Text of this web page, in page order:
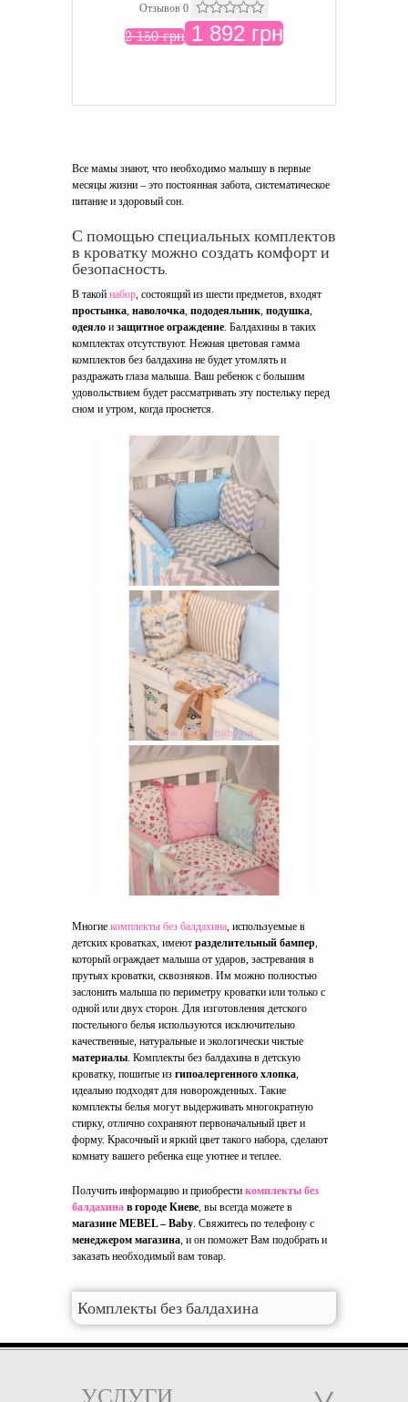
Отзывов 0
2 150 грн 1 892 грн
Все мамы знают, что необходимо малышу в первые
месяцы жизни – это постоянная забота, систематическое
питание и здоровый сон.
С помощью специальных комплектов
в кроватку можно создать комфорт и
безопасность.
В такой набор, состоящий из шести предметов, входят
простынка, наволочка, пододеяльник, подушка,
одеяло и защитное ограждение. Балдахины в таких
комплектах отсутствуют. Нежная цветовая гамма
комплектов без балдахина не будет утомлять и
раздражать глаза малыша. Ваш ребенок с большим
удовольствием будет рассматривать эту постельку перед
сном и утром, когда проснется.
Многие комплекты без балдахина, используемые в
детских кроватках, имеют разделительный бампер,
который ограждает малыша от ударов, застревания в
прутьях кроватки, сквозняков. Им можно полностью
заслонить малыша по периметру кроватки или только с
одной или двух сторон. Для изготовления детского
постельного белья используются исключительно
качественные, натуральные и экологически чистые
материалы. Комплекты без балдахина в детскую
кроватку, пошитые из гипоалергенного хлопка,
идеально подходят для новорожденных. Такие
комплекты белья могут выдерживать многократную
стирку, отлично сохраняют первоначальный цвет и
форму. Красочный и яркий цвет такого набора, сделают
комнату вашего ребенка еще уютнее и теплее.
Получить информацию и приобрести комплекты без
балдахина в городе Киеве, вы всегда можете в
магазине MEBEL – Baby. Свяжитесь по телефону с
менеджером магазина, и он поможет Вам подобрать и
заказать необходимый вам товар.
Комплекты без балдахина
УСЛУГИ